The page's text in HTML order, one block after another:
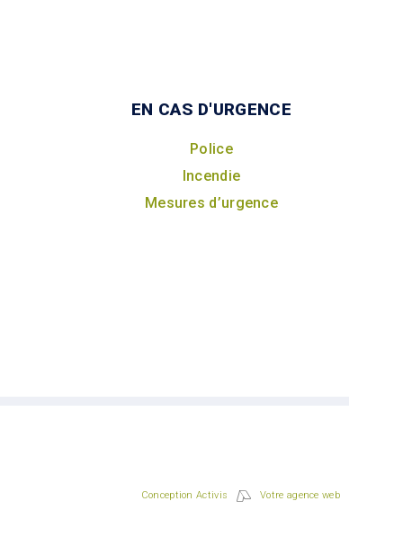
EN CAS D'URGENCE
Police
Incendie
Mesures d’urgence
Conception Activis Votre agence web